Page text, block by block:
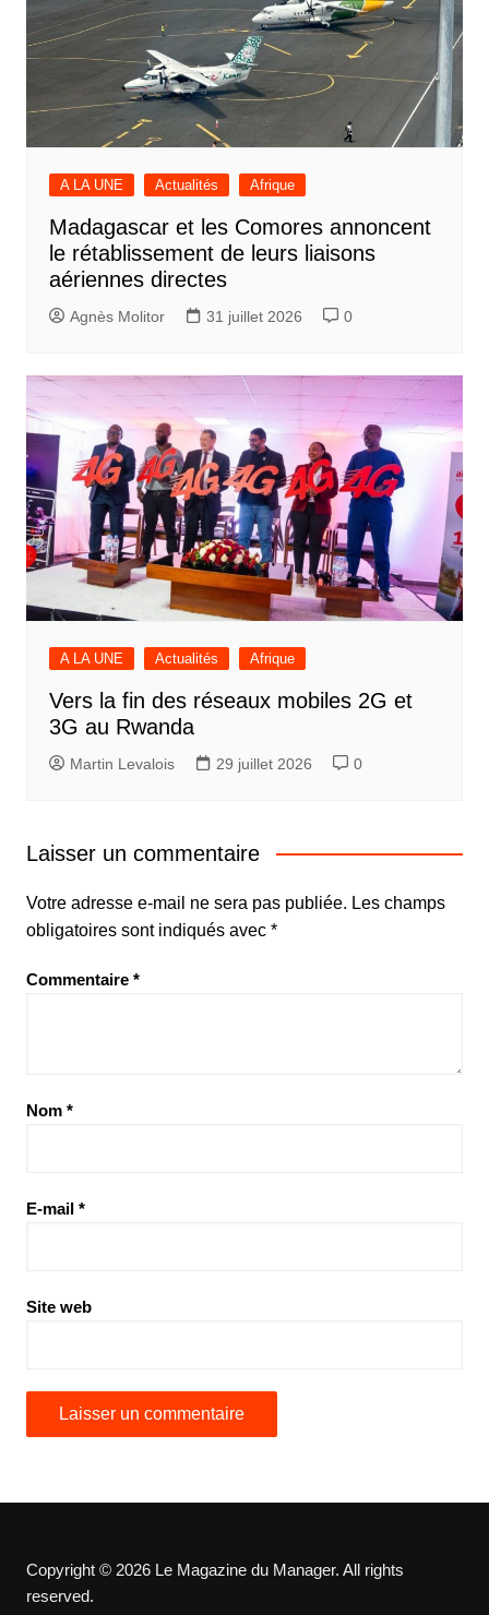
A LA UNE Actualités Afrique
Madagascar et les Comores annoncent
le rétablissement de leurs liaisons
aériennes directes
Agnès Molitor 31 juillet 2026 0
A LA UNE Actualités Afrique
Vers la fin des réseaux mobiles 2G et
3G au Rwanda
Martin Levalois 29 juillet 2026 0
Laisser un commentaire
Votre adresse e-mail ne sera pas publiée. Les champs
obligatoires sont indiqués avec *
Commentaire *
Nom *
E-mail *
Site web
Copyright © 2026 Le Magazine du Manager. All rights
reserved.